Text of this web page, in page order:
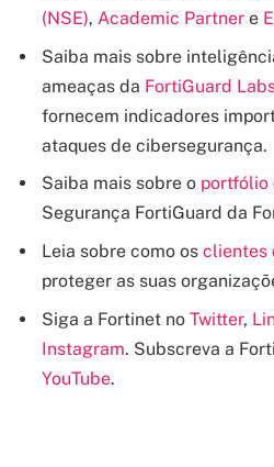
(NSE), Academic Partner e
Saiba mais sobre
ameaças da FortiGuard
fornecem indicadores
ataques de cibersegurança.
Saiba mais sobre o portfólio
Segurança FortiGuard da
Leia sobre como os clientes
proteger as suas
Siga a Fortinet no Twitter,
Instagram. Subscreva a
YouTube.